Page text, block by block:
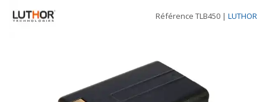
Référence TLB450 | LUTHOR